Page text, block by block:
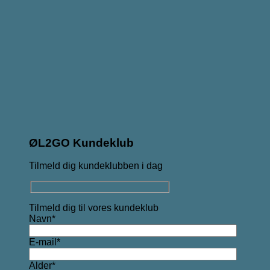
ØL2GO Kundeklub
Tilmeld dig kundeklubben i dag
Tilmeld dig til vores kundeklub
Navn*
E-mail*
Alder*